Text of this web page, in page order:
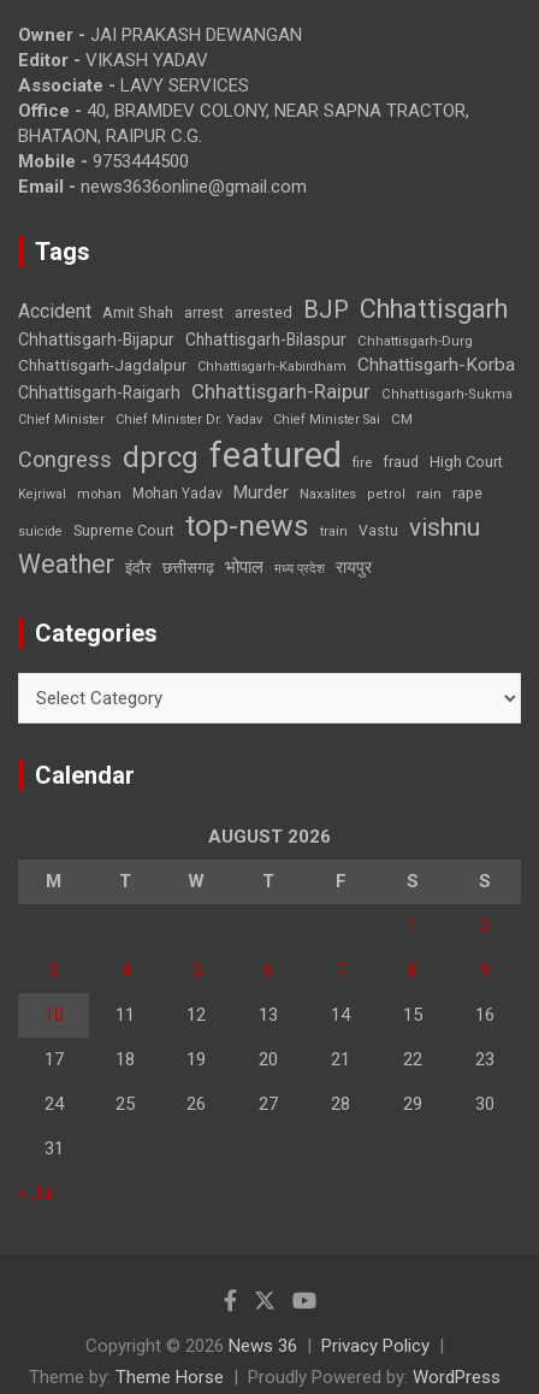
Owner - JAI PRAKASH DEWANGAN
Editor - VIKASH YADAV
Associate - LAVY SERVICES
Office - 40, BRAMDEV COLONY, NEAR SAPNA TRACTOR,
BHATAON, RAIPUR C.G.
Mobile - 9753444500
Email - news3636online@gmail.com
Tags
Accident Amit Shah arrest arrested BJP Chhattisgarh
Chhattisgarh-Bijapur Chhattisgarh-Bilaspur Chhattisgarh-Durg
Chhattisgarh-Jagdalpur Chhattisgarh-Kabirdham Chhattisgarh-Korba
Chhattisgarh-Raigarh Chhattisgarh-Raipur
Chhattisgarh-Sukma
Chief Minister
Chief Minister Dr. Yadav Chief Minister Sai CM
Congress dprcg featured fire fraud High Court
Kejriwal mohan Mohan Yadav Murder Naxalites petrol rain rape
suicide Supreme Court top-news train Vastu vishnu
Weather इंदौर छत्तीसगढ़ भोपाल मध्य प्रदेश रायपुर
Categories
Calendar
AUGUST 2026
M T W T F S S
1 2
3 4 5 6 7 8 9
10 11 12 13 14 15 16
17 18 19 20 21 22 23
24 25 26 27 28 29 30
31
« Jul
Copyright © 2026 News 36
Privacy Policy
Theme by: Theme Horse Proudly Powered by: WordPress